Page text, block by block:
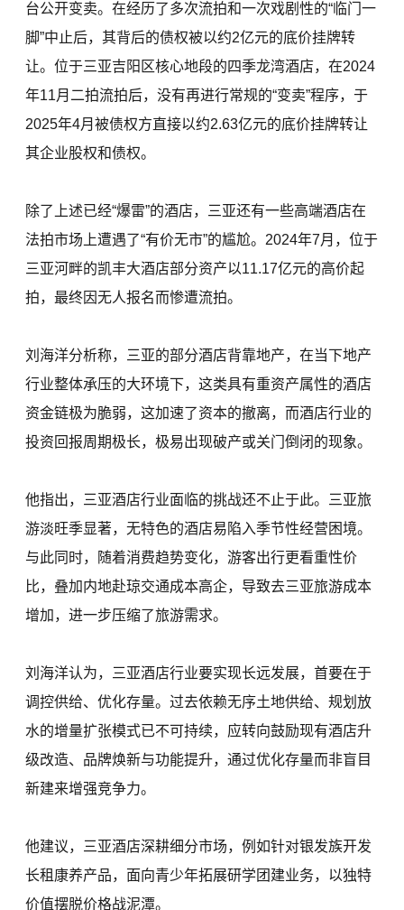
台公开变卖。在经历了多次流拍和一次戏剧性的“临门一
脚”中止后，其背后的债权被以约2亿元的底价挂牌转
让。位于三亚吉阳区核心地段的四季龙湾酒店，在2024
年11月二拍流拍后，没有再进行常规的“变卖”程序，于
2025年4月被债权方直接以约2.63亿元的底价挂牌转让
其企业股权和债权。
除了上述已经“爆雷”的酒店，三亚还有一些高端酒店在
法拍市场上遭遇了“有价无市”的尴尬。2024年7月，位于
三亚河畔的凯丰大酒店部分资产以11.17亿元的高价起
拍，最终因无人报名而惨遭流拍。
刘海洋分析称，三亚的部分酒店背靠地产，在当下地产
行业整体承压的大环境下，这类具有重资产属性的酒店
资金链极为脆弱，这加速了资本的撤离，而酒店行业的
投资回报周期极长，极易出现破产或关门倒闭的现象。
他指出，三亚酒店行业面临的挑战还不止于此。三亚旅
游淡旺季显著，无特色的酒店易陷入季节性经营困境。
与此同时，随着消费趋势变化，游客出行更看重性价
比，叠加内地赴琼交通成本高企，导致去三亚旅游成本
增加，进一步压缩了旅游需求。
刘海洋认为，三亚酒店行业要实现长远发展，首要在于
调控供给、优化存量。过去依赖无序土地供给、规划放
水的增量扩张模式已不可持续，应转向鼓励现有酒店升
级改造、品牌焕新与功能提升，通过优化存量而非盲目
新建来增强竞争力。
他建议，三亚酒店深耕细分市场，例如针对银发族开发
长租康养产品，面向青少年拓展研学团建业务，以独特
价值摆脱价格战泥潭。